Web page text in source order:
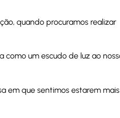
quando procuramos realizar
como um escudo de luz ao
em que sentimos estarem mais